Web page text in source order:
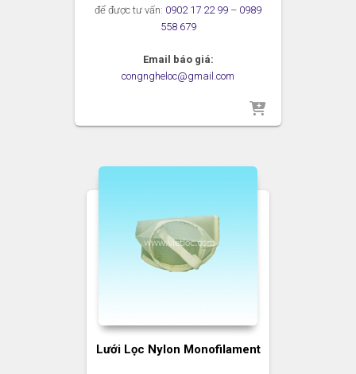
để được tư vấn: 0902 17 22 99 – 0989
558 679
Email báo giá:
congngheloc@gmail.com
Lưới Lọc Nylon Monofilament